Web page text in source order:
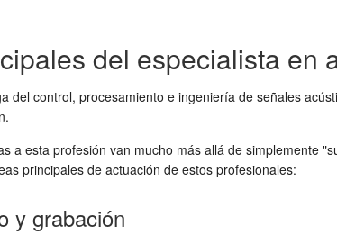
del especialista en
del control, procesamiento e ingeniería de señales
a esta profesión van mucho más allá de simplemente
principales de actuación de estos profesionales:
y grabación